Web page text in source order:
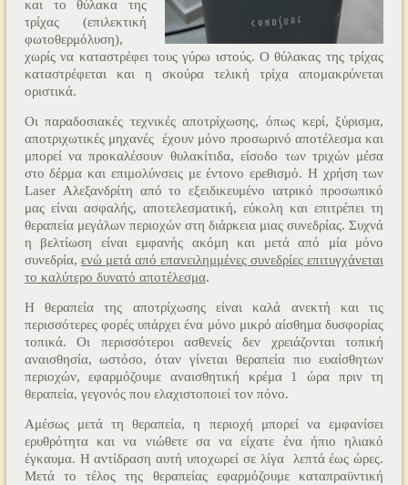
και το θύλακα της
τρίχας (επιλεκτική
φωτοθερμόλυση),
χωρίς να καταστρέφει τους γύρω ιστούς. Ο θύλακας της τρίχας
καταστρέφεται και η σκούρα τελική τρίχα απομακρύνεται
οριστικά.
Οι παραδοσιακές τεχνικές αποτρίχωσης, όπως κερί, ξύρισμα,
αποτριχωτικές μηχανές έχουν μόνο προσωρινό αποτέλεσμα και
μπορεί να προκαλέσουν θυλακίτιδα, είσοδο των τριχών μέσα
στο δέρμα και επιμολύνσεις με έντονο ερεθισμό. Η χρήση των
Laser Αλεξανδρίτη από το εξειδικευμένο ιατρικό προσωπικό
μας είναι ασφαλής, αποτελεσματική, εύκολη και επιτρέπει τη
θεραπεία μεγάλων περιοχών στη διάρκεια μιας συνεδρίας. Συχνά
η βελτίωση είναι εμφανής ακόμη και μετά από μία μόνο
συνεδρία, ενώ μετά από επανειλημμένες συνεδρίες επιτυγχάνεται
το καλύτερο δυνατό αποτέλεσμα.
Η θεραπεία της αποτρίχωσης είναι καλά ανεκτή και τις
περισσότερες φορές υπάρχει ένα μόνο μικρό αίσθημα δυσφορίας
τοπικά. Οι περισσότεροι ασθενείς δεν χρειάζονται τοπική
αναισθησία, ωστόσο, όταν γίνεται θεραπεία πιο ευαίσθητων
περιοχών, εφαρμόζουμε αναισθητική κρέμα 1 ώρα πριν τη
θεραπεία, γεγονός που ελαχιστοποιεί τον πόνο.
Αμέσως μετά τη θεραπεία, η περιοχή μπορεί να εμφανίσει
ερυθρότητα και να νιώθετε σα να είχατε ένα ήπιο ηλιακό
έγκαυμα. Η αντίδραση αυτή υποχωρεί σε λίγα λεπτά έως ώρες.
Μετά το τέλος της θεραπείας εφαρμόζουμε καταπραϋντική